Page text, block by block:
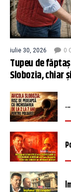
iulie 30, 2026 0
Tupeu de
Slobozia, chiar
...